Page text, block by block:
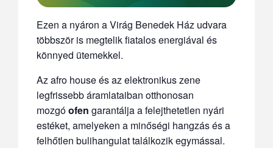
Ezen a nyáron a Virág Benedek Ház udvara
többször is megtelik fiatalos energiával és
könnyed ütemekkel.
Az afro house és az elektronikus zene
legfrissebb áramlataiban otthonosan
mozgóofen garantálja a felejthetetlen nyári
estéket, amelyeken a minőségi hangzás és a
felhőtlen bulihangulat találkozik egymással.